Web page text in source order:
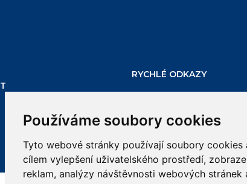
Používáme soubory cookies
Tyto webové stránky používají soubory cookies
cílem vylepšení uživatelského prostředí,
reklam, analýzy návštěvnosti webových
RYCHLÉ ODKAZY
stazeni